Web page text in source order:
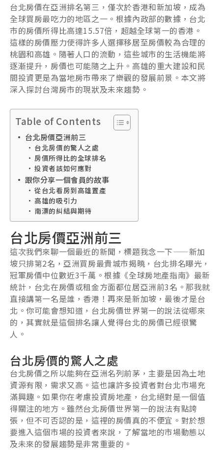
台北房價在亞洲排名第三，僅次於香港和新加坡，成為
全球買房最吃力的地區之一。根據內政部的數據，台北
市的房價所得比高達15.57倍，超越全球第一的香港。
這樣的房價壓力使得許多人選擇移居至房價較為合理的
桃園和高雄。隨著人口的流動，這些城市的生活機能將
逐漸提升，房價也可能隨之上升。高雄的重大建設和民
間投資更是為當地房市帶來了樂觀的發展前景。本文將
深入探討台灣房市的現狀及未來趨勢。
Table of Contents
台北房價亞洲前三
台北房價的驚人之處
房價所得比的全球排名
投資者該如何應對
跟你分享一個會員的故事
從台北看房到高雄置產
高雄的吸引力
南漂的糾結與期待
台北房價亞洲前三
這次我們來聊一個最近的新聞，標題我念一下——新加
坡只排第2名，亞洲買房最貴城市揭曉，台北排名曝光，
冠軍房價中位數近3千萬。根據《全球房地產指南》最新
統計，台北在房價或租金方面都位居亞洲前3名。那我就
直接講第一名是誰，香港！再來是新加坡，最後才是台
北。你可能會想知道，台北房價世界第一的說法從哪來
的，其實就是這個排名讓人覺得台北的房價已經很驚
人。
台北房價的驚人之處
台北房價之所以能夠在亞洲名列前茅，主要是因為土地
資源有限，需求又高。這也讓許多投資者對台北市場充
滿興趣。如果你在考慮投資房地產，台北絕對是一個值
得關注的地方。雖然台北房價世界第一的說法有點誇
張，但不可否認的是，這裡的房價真的不便宜。對於想
要進入這個市場的投資者來說，了解當地的市場動態以
及未來的發展趨勢是非常重要的。